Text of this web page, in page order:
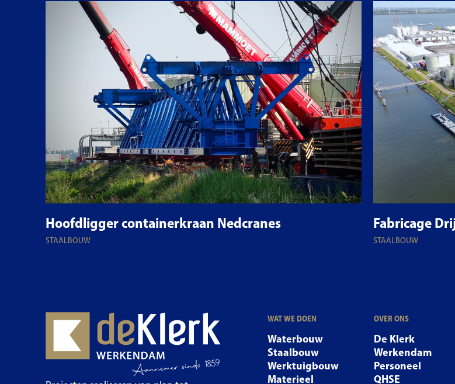
Hoofdligger containerkraan Nedcranes
STAALBOUW
Fabricage
STAALBOUW
WAT WE DOEN
Waterbouw
Staalbouw
Werktuigbouw
Materieel
OVER ONS
De Klerk
Werkendam
Personeel
QHSE